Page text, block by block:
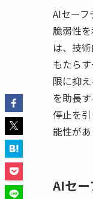
AIセー
脆弱性
は、技
もたら
限に抑
を助長
停止を
能性があ
AIセ